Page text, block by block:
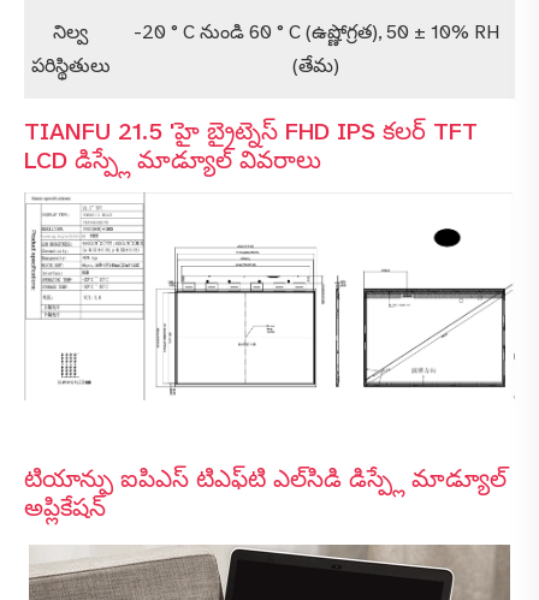
నిల్వ
పరిస్థితులు
-20 ° C నుండి 60 ° C (ఉష్ణోగ్రత), 50 ± 10% RH
(తేమ)
TIANFU 21.5 'హై బ్రైట్నెస్ FHD IPS కలర్ TFT
LCD డిస్ప్లే మాడ్యూల్ వివరాలు
టియాన్ఫు ఐపిఎస్ టిఎఫ్‌టి ఎల్‌సిడి డిస్ప్లే మాడ్యూల్
అప్లికేషన్